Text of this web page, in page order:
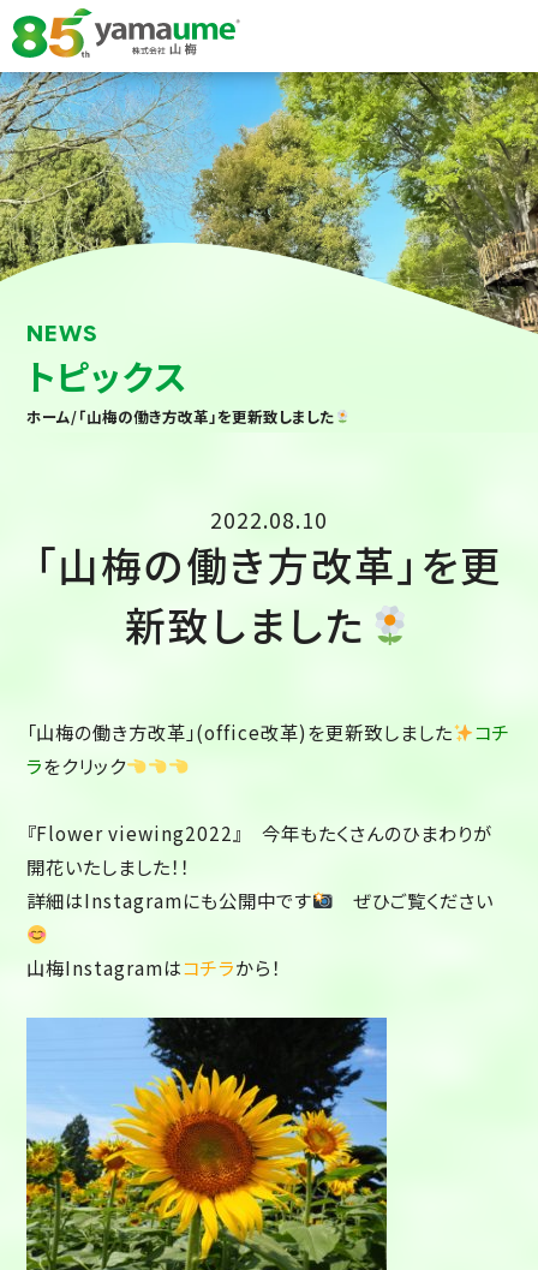
NEWS
トピックス
ホーム/「山梅の働き方改革」を更新致しました
2022.08.10
「山梅の働き方改革」を更
新致しました
「山梅の働き方改革」(office改革)を更新致しました
コチ
ラをクリック
『Flower viewing2022』 今年もたくさんのひまわりが
開花いたしました！！
詳細はInstagramにも公開中です
ぜひご覧ください
山梅Instagramはコチラから！